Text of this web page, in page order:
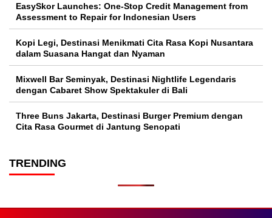
EasySkor Launches: One-Stop Credit Management from
Assessment to Repair for Indonesian Users
Kopi Legi, Destinasi Menikmati Cita Rasa Kopi Nusantara
dalam Suasana Hangat dan Nyaman
Mixwell Bar Seminyak, Destinasi Nightlife Legendaris
dengan Cabaret Show Spektakuler di Bali
Three Buns Jakarta, Destinasi Burger Premium dengan
Cita Rasa Gourmet di Jantung Senopati
TRENDING